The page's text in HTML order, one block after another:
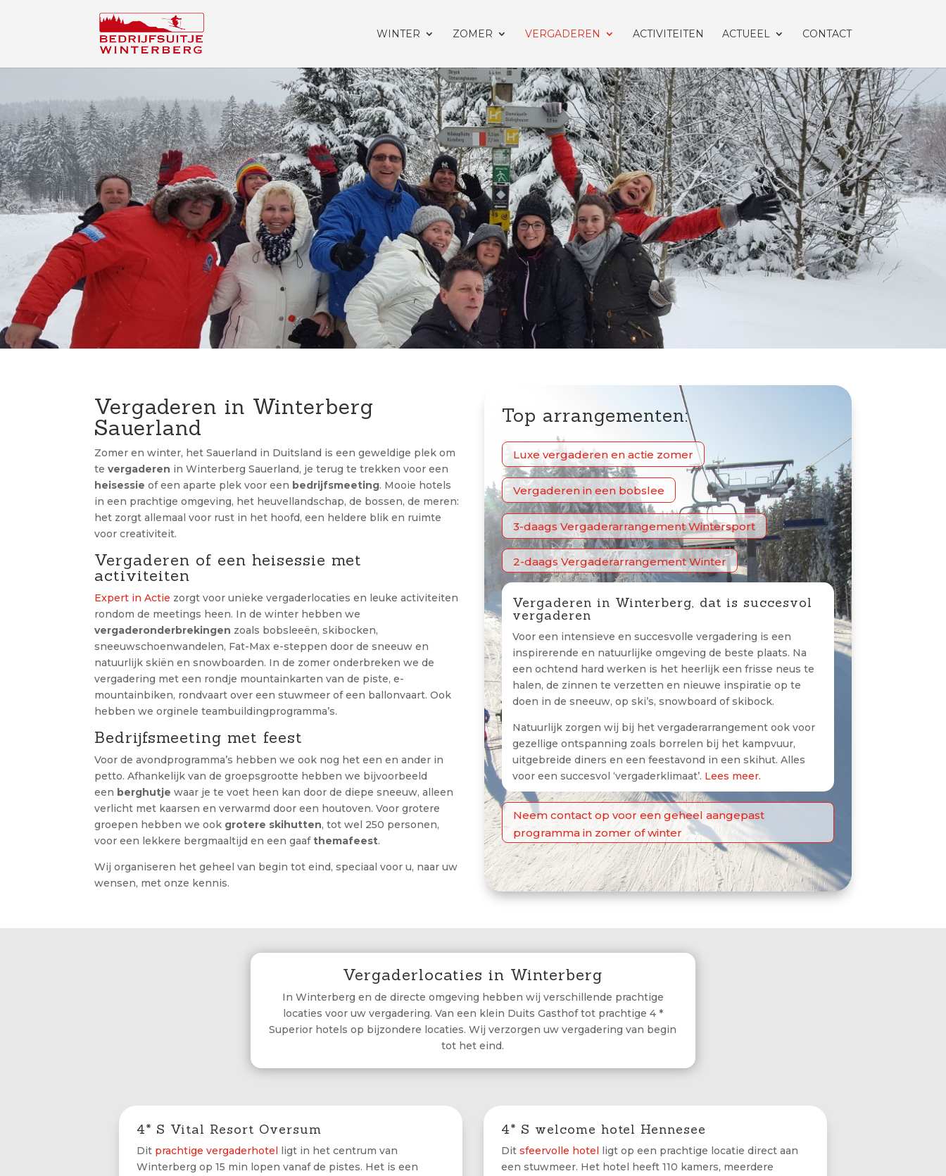
WINTER ZOMER VERGADEREN ACTIVITEITEN ACTUEEL CONTACT
Vergaderen in Winterberg
Sauerland
Zomer en winter, het Sauerland in Duitsland is een geweldige plek om
tevergaderen in Winterberg Sauerland, je terug te trekken voor een
heisessie of een aparte plek voor een bedrijfsmeeting. Mooie hotels
in een prachtige omgeving, het heuvellandschap, de bossen, de meren:
het zorgt allemaal voor rust in het hoofd, een heldere blik en ruimte
voor creativiteit.
Vergaderen of een heisessie met
activiteiten
Expert in Actie zorgt voor unieke vergaderlocaties en leuke activiteiten
rondom de meetings heen. In de winter hebben we
vergaderonderbrekingen zoals bobsleeën, skibocken,
sneeuwschoenwandelen, Fat-Max e-steppen door de sneeuw en
natuurlijk skiën en snowboarden. In de zomer onderbreken we de
vergadering met een rondje mountainkarten van de piste, e-
mountainbiken, rondvaart over een stuwmeer of een ballonvaart. Ook
hebben we orginele teambuildingprogramma’s.
Bedrijfsmeeting met feest
Voor de avondprogramma’s hebben we ook nog het een en ander in
petto. Afhankelijk van de groepsgrootte hebben we bijvoorbeeld
een berghutje waar je te voet heen kan door de diepe sneeuw, alleen
verlicht met kaarsen en verwarmd door een houtoven. Voor grotere
groepen hebben we ook grotere skihutten, tot wel 250 personen,
voor een lekkere bergmaaltijd en een gaafthemafeest.
Wij organiseren het geheel van begin tot eind, speciaal voor u, naar uw
wensen, met onze kennis.
Top arrangementen:
Luxe vergaderen en actie zomer
Vergaderen in een bobslee
3-daags Vergaderarrangement Wintersport
2-daags Vergaderarrangement Winter
Vergaderen in Winterberg, dat is succesvol
vergaderen
Voor een intensieve en succesvolle vergadering is een
inspirerende en natuurlijke omgeving de beste plaats. Na
een ochtend hard werken is het heerlijk een frisse neus te
halen, de zinnen te verzetten en nieuwe inspiratie op te
doen in de sneeuw, op ski’s, snowboard of skibock.
Natuurlijk zorgen wij bij het vergaderarrangement ook voor
gezellige ontspanning zoals borrelen bij het kampvuur,
uitgebreide diners en een feestavond in een skihut. Alles
voor een succesvol ‘vergaderklimaat’. Lees meer.
Neem contact op voor een geheel aangepast
programma in zomer of winter
Vergaderlocaties in Winterberg
In Winterberg en de directe omgeving hebben wij verschillende prachtige
locaties voor uw vergadering. Van een klein Duits Gasthof tot prachtige 4 *
Superior hotels op bijzondere locaties. Wij verzorgen uw vergadering van begin
tot het eind.
4* S Vital Resort Oversum
Dit prachtige vergaderhotel
ligt in het centrum van
Winterberg op 15 min lopen vanaf de pistes. Het is een
4* S welcome hotel Hennesee
Ditsfeervolle hotel
ligt op een prachtige locatie direct aan
een stuwmeer. Het hotel heeft 110 kamers, meerdere